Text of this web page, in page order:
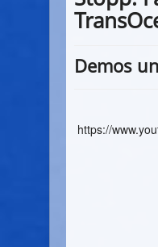
Demos
https://